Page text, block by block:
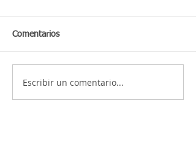
Comentarios
Escribir un comentario...